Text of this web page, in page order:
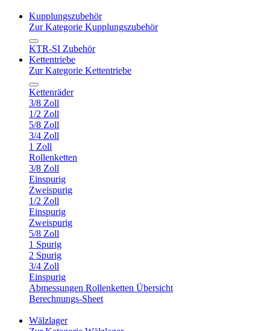
Kupplungszubehör
Zur Kategorie Kupplungszubehör
KTR-SI Zubehör
Kettentriebe
Zur Kategorie Kettentriebe
Kettenräder
3/8 Zoll
1/2 Zoll
5/8 Zoll
3/4 Zoll
1 Zoll
Rollenketten
3/8 Zoll
Einspurig
Zweispurig
1/2 Zoll
Einspurig
Zweispurig
5/8 Zoll
1 Spurig
2 Spurig
3/4 Zoll
Einspurig
Abmessungen Rollenketten Übersicht
Berechnungs-Sheet
Wälzlager